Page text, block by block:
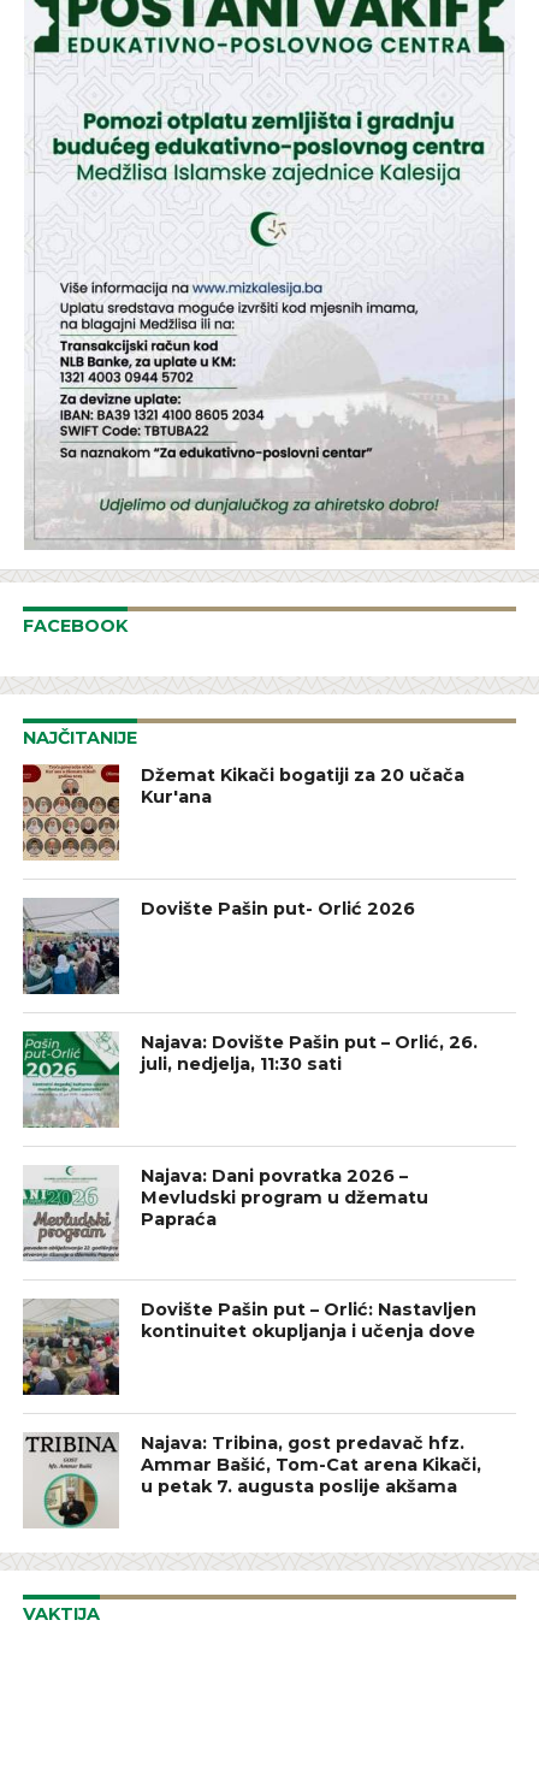
FACEBOOK
NAJČITANIJE
Džemat Kikači bogatiji za 20 učača
Kur'ana
Dovište Pašin put- Orlić 2026
Najava: Dovište Pašin put – Orlić, 26.
juli, nedjelja, 11:30 sati
Najava: Dani povratka 2026 –
Mevludski program u džematu
Papraća
Dovište Pašin put – Orlić: Nastavljen
kontinuitet okupljanja i učenja dove
Najava: Tribina, gost predavač hfz.
Ammar Bašić, Tom-Cat arena Kikači,
u petak 7. augusta poslije akšama
VAKTIJA